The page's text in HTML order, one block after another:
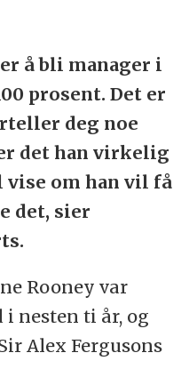
å bli manager i
prosent. Det er
deg noe
det han virkelig
om han vil få
det, sier
Rooney var
nesten ti år, og
Alex Fergusons